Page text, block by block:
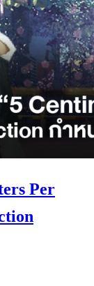
Per